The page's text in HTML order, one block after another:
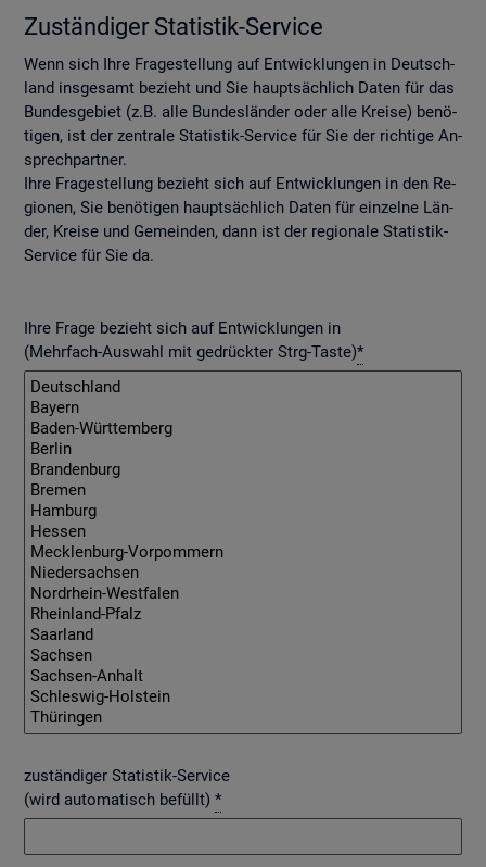
Zu­stän­di­ger Sta­tis­tik-Ser­vice
Wenn sich Ihre Fra­ge­stel­lung auf Ent­wick­lun­gen in Deutsch­
land ins­ge­samt be­zieht und Sie haupt­säch­lich Daten für das
Bun­des­ge­biet (z.B. alle Bun­des­län­der oder alle Krei­se) be­nö­
ti­gen, ist der zen­tra­le Sta­tis­tik-Ser­vice für Sie der rich­ti­ge An­
sprech­part­ner.
Ihre Fra­ge­stel­lung be­zieht sich auf Ent­wick­lun­gen in den Re­
gio­nen, Sie be­nö­ti­gen haupt­säch­lich Daten für ein­zel­ne Län­
der, Krei­se und Ge­mein­den, dann ist der re­gio­na­le Sta­tis­tik-
Ser­vice für Sie da.
Ihre Frage bezieht sich auf Entwicklungen in
(Mehrfach-Auswahl mit gedrückter Strg-Taste)*
zuständiger Statistik-Service
(wird automatisch befüllt) *